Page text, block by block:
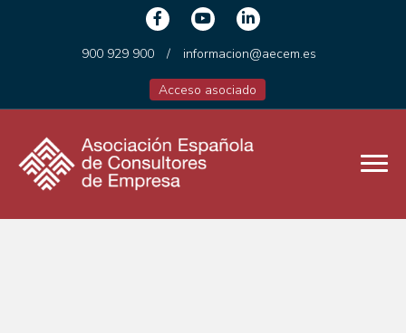
900 929 900 / informacion@aecem.es
Acceso asociado